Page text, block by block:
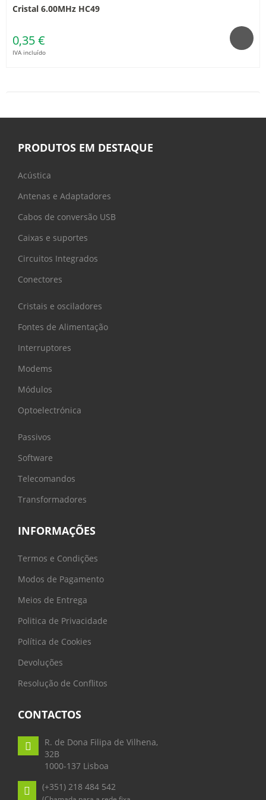
Cristal 6.00MHz HC49
0,35 €
IVA incluído
PRODUTOS EM DESTAQUE
Acústica
Antenas e Adaptadores
Cabos de conversão USB
Caixas e suportes
Circuitos Integrados
Conectores
Cristais e osciladores
Fontes de Alimentação
Interruptores
Modems
Módulos
Optoelectrónica
Passivos
Software
Telecomandos
Transformadores
INFORMAÇÕES
Termos e Condições
Modos de Pagamento
Meios de Entrega
Politica de Privacidade
Política de Cookies
Devoluções
Resolução de Conflitos
CONTACTOS
R. de Dona Filipa de Vilhena,
32B
1000-137 Lisboa
(+351) 218 484 542